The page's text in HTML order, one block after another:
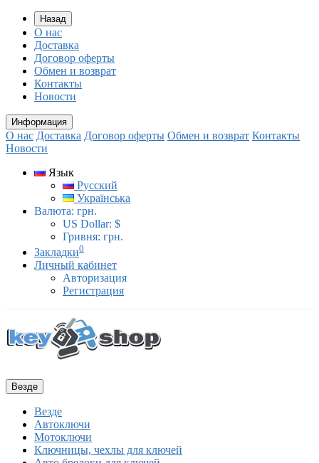
Назад
О нас
Доставка
Договор оферты
Обмен и возврат
Контакты
Новости
Информация
О нас Доставка Договор оферты Обмен и возврат Контакты
Новости
Язык
Русский
Українська
Валюта: грн.
US Dollar: $
Гривня: грн.
Закладки0
Личный кабинет
Авторизация
Регистрация
Везде
Везде
Автоключи
Мотоключи
Ключницы, чехлы для ключей